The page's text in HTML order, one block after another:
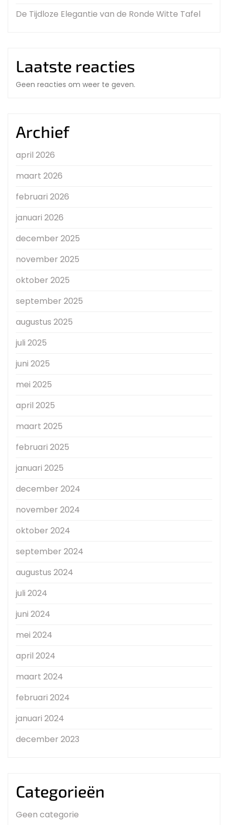
De Tijdloze Elegantie van de Ronde Witte Tafel
Laatste reacties
Geen reacties om weer te geven.
Archief
april 2026
maart 2026
februari 2026
januari 2026
december 2025
november 2025
oktober 2025
september 2025
augustus 2025
juli 2025
juni 2025
mei 2025
april 2025
maart 2025
februari 2025
januari 2025
december 2024
november 2024
oktober 2024
september 2024
augustus 2024
juli 2024
juni 2024
mei 2024
april 2024
maart 2024
februari 2024
januari 2024
december 2023
Categorieën
Geen categorie